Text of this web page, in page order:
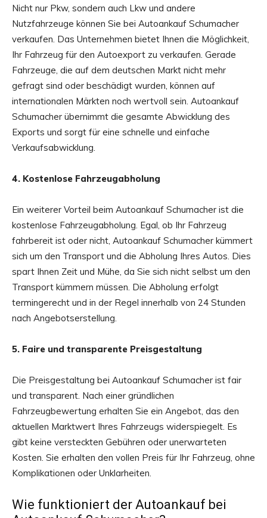
Nicht nur Pkw, sondern auch Lkw und andere
Nutzfahrzeuge können Sie bei Autoankauf Schumacher
verkaufen. Das Unternehmen bietet Ihnen die Möglichkeit,
Ihr Fahrzeug für den Autoexport zu verkaufen. Gerade
Fahrzeuge, die auf dem deutschen Markt nicht mehr
gefragt sind oder beschädigt wurden, können auf
internationalen Märkten noch wertvoll sein. Autoankauf
Schumacher übernimmt die gesamte Abwicklung des
Exports und sorgt für eine schnelle und einfache
Verkaufsabwicklung.
4. Kostenlose Fahrzeugabholung
Ein weiterer Vorteil beim Autoankauf Schumacher ist die
kostenlose Fahrzeugabholung. Egal, ob Ihr Fahrzeug
fahrbereit ist oder nicht, Autoankauf Schumacher kümmert
sich um den Transport und die Abholung Ihres Autos. Dies
spart Ihnen Zeit und Mühe, da Sie sich nicht selbst um den
Transport kümmern müssen. Die Abholung erfolgt
termingerecht und in der Regel innerhalb von 24 Stunden
nach Angebotserstellung.
5. Faire und transparente Preisgestaltung
Die Preisgestaltung bei Autoankauf Schumacher ist fair
und transparent. Nach einer gründlichen
Fahrzeugbewertung erhalten Sie ein Angebot, das den
aktuellen Marktwert Ihres Fahrzeugs widerspiegelt. Es
gibt keine versteckten Gebühren oder unerwarteten
Kosten. Sie erhalten den vollen Preis für Ihr Fahrzeug, ohne
Komplikationen oder Unklarheiten.
Wie funktioniert der Autoankauf bei